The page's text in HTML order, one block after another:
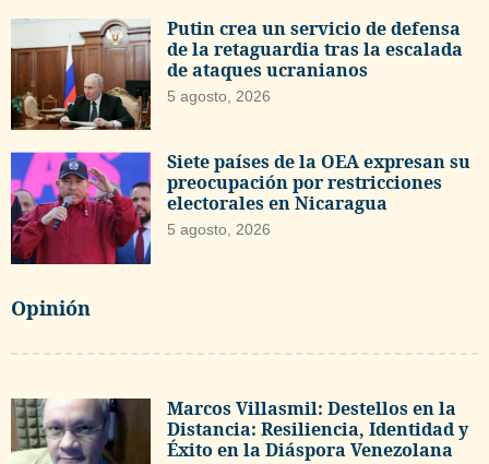
Putin crea un servicio de defensa
de la retaguardia tras la escalada
de ataques ucranianos
5 agosto, 2026
Siete países de la OEA expresan su
preocupación por restricciones
electorales en Nicaragua
5 agosto, 2026
Opinión
Marcos Villasmil: Destellos en la
Distancia: Resiliencia, Identidad y
Éxito en la Diáspora Venezolana